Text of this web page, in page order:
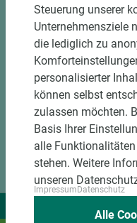
DOWNLOADS
Steuerung unserer
Unternehmensziele
die lediglich zu
personalisierter
können selbst
zulassen möchten.
Basis Ihrer
alle
stehen. Weitere
unseren
ImpressumDatenschutz
Alle